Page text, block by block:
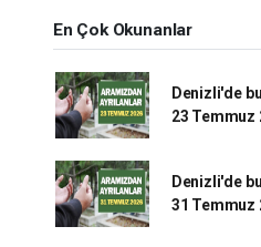
En Çok Okunanlar
Denizli'de
23 Temmuz
Denizli'de
31 Temmuz